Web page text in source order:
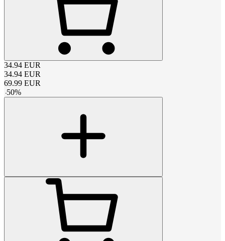
34.94 EUR
34.94 EUR
69.99 EUR
-50%